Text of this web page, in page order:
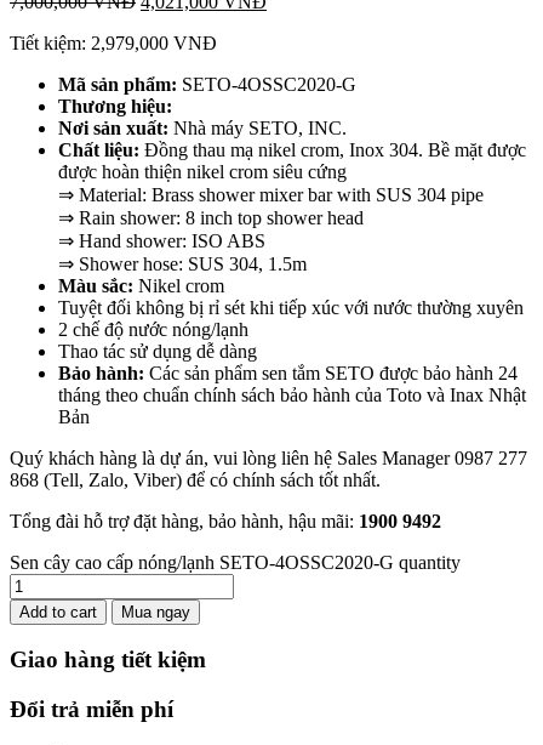
Tiết kiệm: 2,979,000 VNĐ
Mã sản phẩm: SETO-4OSSC2020-G
Thương hiệu:
Nơi sản xuất: Nhà máy SETO, INC.
Chất liệu: Đồng thau mạ nikel crom, Inox 304. Bề mặt được
được hoàn thiện nikel crom siêu cứng
⇒ Material: Brass shower mixer bar with SUS 304 pipe
⇒ Rain shower: 8 inch top shower head
⇒ Hand shower: ISO ABS
⇒ Shower hose: SUS 304, 1.5m
Màu sắc: Nikel crom
Tuyệt đối không bị rỉ sét khi tiếp xúc với nước thường xuyên
2 chế độ nước nóng/lạnh
Thao tác sử dụng dễ dàng
Bảo hành: Các sản phẩm sen tắm SETO được bảo hành 24
tháng theo chuẩn chính sách bảo hành của Toto và Inax Nhật
Bản
Quý khách hàng là dự án, vui lòng liên hệ Sales Manager 0987 277
868 (Tell, Zalo, Viber) để có chính sách tốt nhất.
Tổng đài hỗ trợ đặt hàng, bảo hành, hậu mãi: 1900 9492
Sen cây cao cấp nóng/lạnh SETO-4OSSC2020-G quantity
Add to cart Mua ngay
Giao hàng tiết kiệm
Đổi trả miễn phí